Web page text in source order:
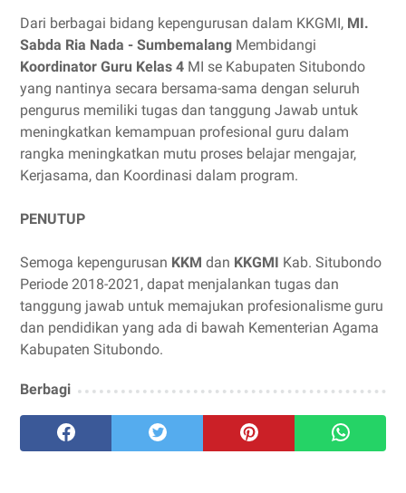
Dari berbagai bidang kepengurusan dalam KKGMI, MI.
Sabda Ria Nada - Sumbemalang Membidangi
Koordinator Guru Kelas 4 MI se Kabupaten Situbondo
yang nantinya secara bersama-sama dengan seluruh
pengurus memiliki tugas dan tanggung Jawab untuk
meningkatkan kemampuan profesional guru dalam
rangka meningkatkan mutu proses belajar mengajar,
Kerjasama, dan Koordinasi dalam program.
PENUTUP
Semoga kepengurusan KKM dan KKGMI Kab. Situbondo
Periode 2018-2021, dapat menjalankan tugas dan
tanggung jawab untuk memajukan profesionalisme guru
dan pendidikan yang ada di bawah Kementerian Agama
Kabupaten Situbondo.
Berbagi